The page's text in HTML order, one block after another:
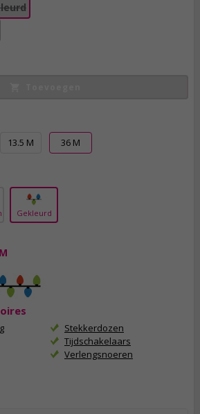
13.5 M 36 M
Gekleurd
Stekkerdozen
Tijdschakelaars
Verlengsnoeren